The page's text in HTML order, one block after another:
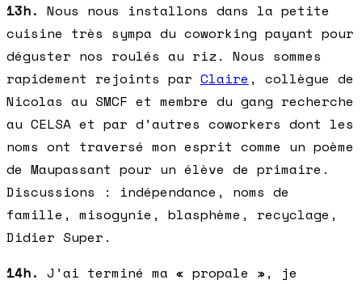
13h. Nous nous installons dans la petite
cuisine très sympa du coworking payant pour
déguster nos roulés au riz. Nous sommes
rapidement rejoints par Claire , collègue de
Nicolas au SMCF et membre du gang recherche
au CELSA et par d’autres coworkers dont les
noms ont traversé mon esprit comme un poème
de Maupassant pour un élève de primaire.
Discussions : indépendance, noms de
famille, misogynie, blasphème, recyclage,
Didier Super.
14h. J’ai terminé ma « propale », je